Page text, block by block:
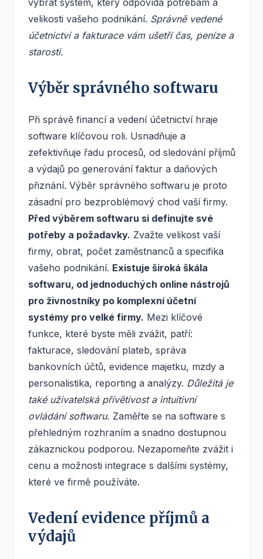
vybrat systém, který odpovídá potřebám a
velikosti vašeho podnikání. Správně vedené
účetnictví a fakturace vám ušetří čas, peníze a
starosti.
Výběr správného softwaru
Při správě financí a vedení účetnictví hraje
software klíčovou roli. Usnadňuje a
zefektivňuje řadu procesů, od sledování příjmů
a výdajů po generování faktur a daňových
přiznání. Výběr správného softwaru je proto
zásadní pro bezproblémový chod vaší firmy.
Před výběrem softwaru si definujte své
potřeby a požadavky. Zvažte velikost vaší
firmy, obrat, počet zaměstnanců a specifika
vašeho podnikání. Existuje široká škála
softwaru, od jednoduchých online nástrojů
pro živnostníky po komplexní účetní
systémy pro velké firmy. Mezi klíčové
funkce, které byste měli zvážit, patří:
fakturace, sledování plateb, správa
bankovních účtů, evidence majetku, mzdy a
personalistika, reporting a analýzy. Důležitá je
také uživatelská přívětivost a intuitivní
ovládání softwaru. Zaměřte se na software s
přehledným rozhraním a snadno dostupnou
zákaznickou podporou. Nezapomeňte zvážit i
cenu a možnosti integrace s dalšími systémy,
které ve firmě používáte.
Vedení evidence příjmů a
výdajů